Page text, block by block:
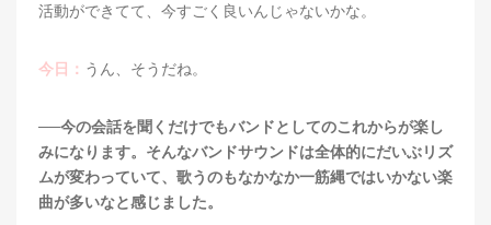
活動ができてて、今すごく良いんじゃないかな。
今日： うん、そうだね。
──今の会話を聞くだけでもバンドとしてのこれからが楽し
みになります。そんなバンドサウンドは全体的にだいぶリズ
ムが変わっていて、歌うのもなかなか一筋縄ではいかない楽
曲が多いなと感じました。